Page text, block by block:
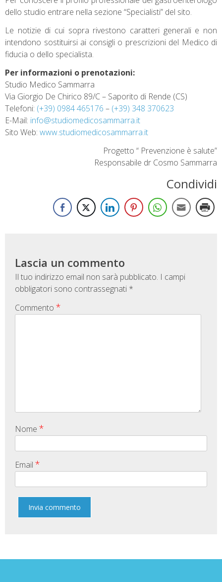
dello studio entrare nella sezione “Specialisti” del sito.
Le notizie di cui sopra rivestono caratteri generali e non
intendono sostituirsi ai consigli o prescrizioni del Medico di
fiducia o dello specialista.
Per informazioni o prenotazioni:
Studio Medico Sammarra
Via Giorgio De Chirico 89/C – Saporito di Rende (CS)
Telefoni: (+39) 0984 465176 – (+39) 348 370623
E-Mail: info@studiomedicosammarra.it
Sito Web: www.studiomedicosammarra.it
Progetto “ Prevenzione è salute”
Responsabile dr Cosmo Sammarra
Condividi
Lascia un commento
Il tuo indirizzo email non sarà pubblicato. I campi
obbligatori sono contrassegnati *
Commento *
Nome *
Email *